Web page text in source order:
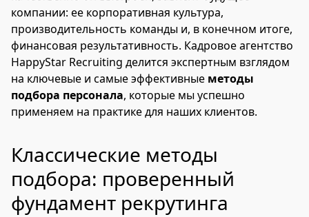
компании: ее корпоративная культура,
производительность команды и, в конечном итоге,
финансовая результативность. Кадровое агентство
HappyStar Recruiting делится экспертным взглядом
на ключевые и самые эффективные методы
подбора персонала, которые мы успешно
применяем на практике для наших клиентов.
Классические методы
подбора: проверенный
фундамент рекрутинга